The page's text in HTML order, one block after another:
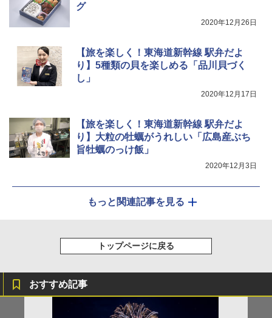
グ
2020年12月26日
【旅を楽しく！東海道新幹線 駅弁だよ
り】5種類の貝を楽しめる「品川貝づく
し」
2020年12月17日
【旅を楽しく！東海道新幹線 駅弁だよ
り】大粒の牡蠣がうれしい「広島産ぶち
旨牡蠣のっけ飯」
2020年12月3日
もっと関連記事を見る
トップページに戻る
おすすめ記事